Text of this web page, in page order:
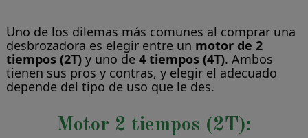
Uno de los dilemas más comunes al comprar una
desbrozadora es elegir entre un motor de 2
tiempos (2T) y uno de 4 tiempos (4T). Ambos
tienen sus pros y contras, y elegir el adecuado
depende del tipo de uso que le des.
Motor 2 tiempos (2T):